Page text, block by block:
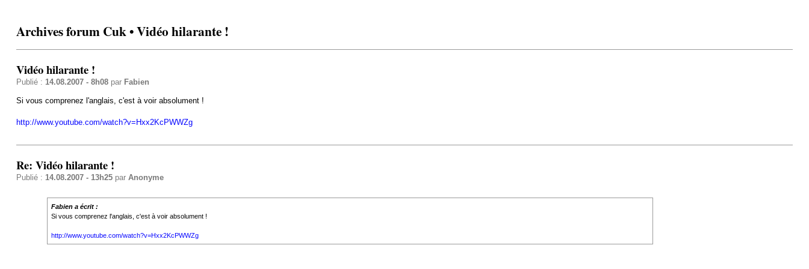
Archives forum Cuk • Vidéo hilarante !
Vidéo hilarante !
Publié : 14.08.2007 - 8h08par Fabien
Si vous comprenez l'anglais, c'est à voir absolument !
http://www.youtube.com/watch?v=Hxx2KcPWWZg
Re: Vidéo hilarante !
Publié : 14.08.2007 - 13h25par Anonyme
Fabien a écrit :
Si vous comprenez l'anglais, c'est à voir absolument !
http://www.youtube.com/watch?v=Hxx2KcPWWZg